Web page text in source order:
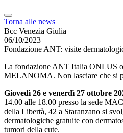
Torna alle news
Bcc Venezia Giulia
06/10/2023
Fondazione ANT: visite
La fondazione ANT Italia ONLUS
MELANOMA. Non lasciare che si
Giovedì 26 e venerdì 27 ottobre
14.00 alle 18.00 presso la sede
della Libertà, 42 a Staranzano si
dermatologiche gratuite con
tumori della cute.